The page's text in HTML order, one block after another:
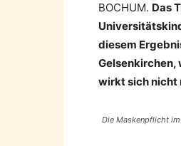
BOCHUM. Das
diesem
Gelsenkirchen,
wirkt sich nicht
Die Maskenpflicht